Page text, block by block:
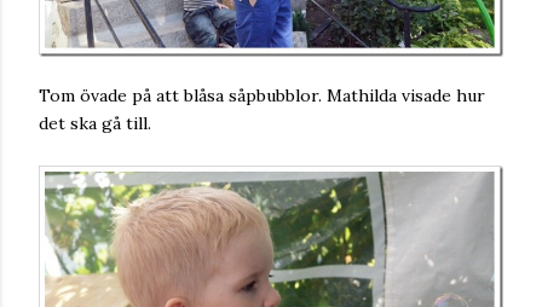
Tom övade på att blåsa såpbubblor. Mathilda visade hur
det ska gå till.